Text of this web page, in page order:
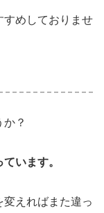
すめしておりませ
？
います。
変えればまた違っ